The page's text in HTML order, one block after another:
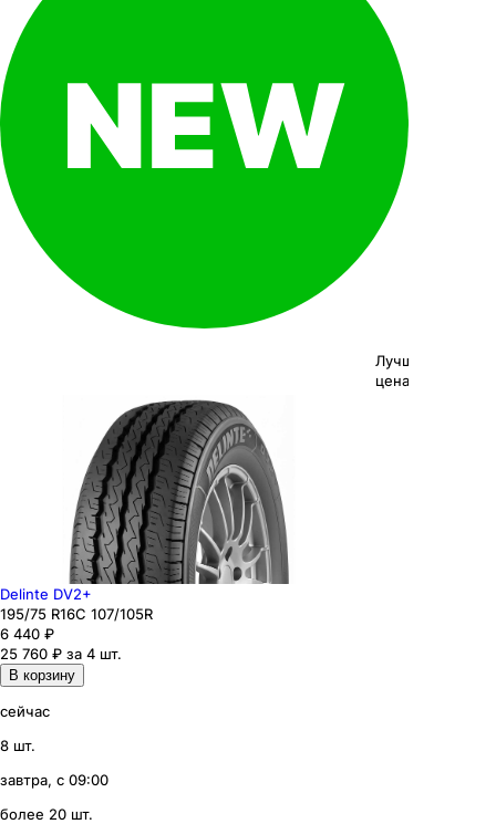
Лучшая
цена
Delinte DV2+
195/75 R16C 107/105R
6 440 ₽
25 760 ₽ за 4 шт.
В корзину
сейчас
8 шт.
завтра, с 09:00
более 20 шт.